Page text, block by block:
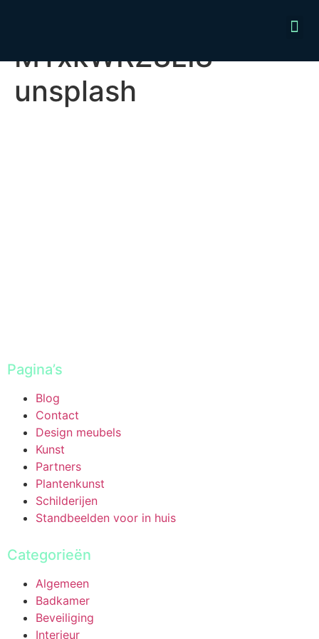
MTxkWRZ8LI8-
unsplash
Pagina’s
Blog
Contact
Design meubels
Kunst
Partners
Plantenkunst
Schilderijen
Standbeelden voor in huis
Categorieën
Algemeen
Badkamer
Beveiliging
Interieur